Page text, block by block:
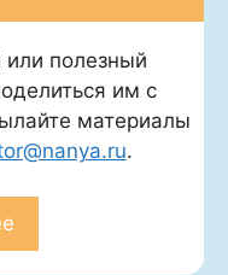
или полезный
им с
материалы
.